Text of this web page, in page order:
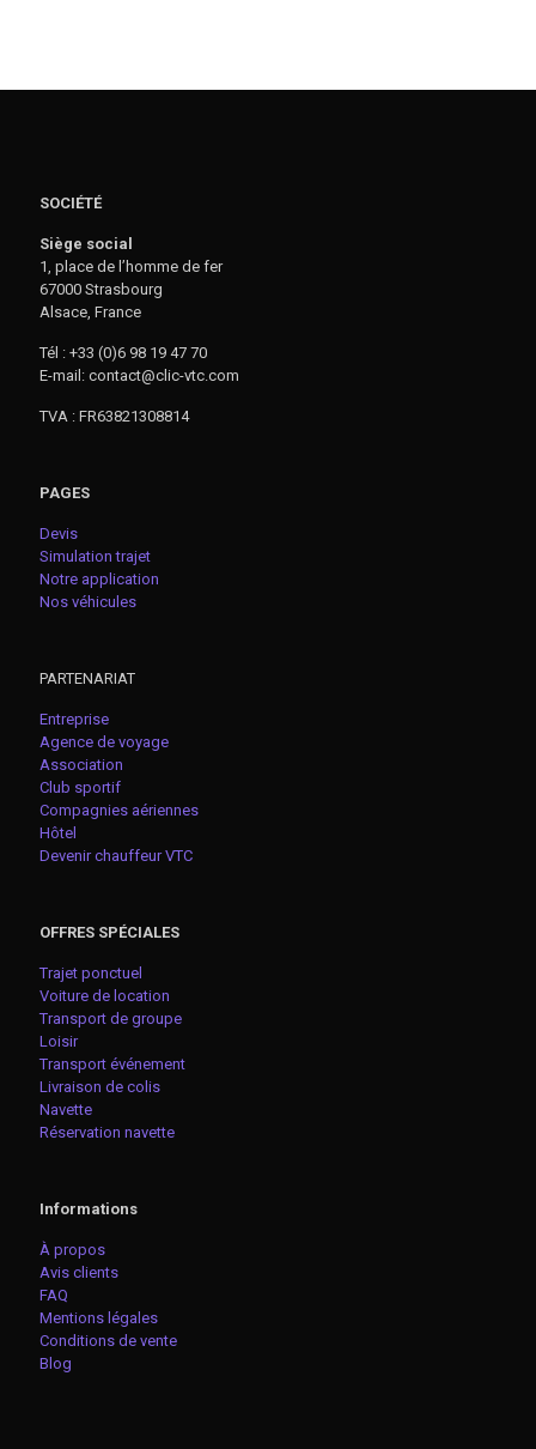
SOCIÉTÉ
Siège social
1, place de l’homme de fer
67000 Strasbourg
Alsace, France
Tél : +33 (0)6 98 19 47 70
E-mail: contact@clic-vtc.com
TVA : FR63821308814
PAGES
Devis
Simulation trajet
Notre application
Nos véhicules
PARTENARIAT
Entreprise
Agence de voyage
Association
Club sportif
Compagnies aériennes
Hôtel
Devenir chauffeur VTC
OFFRES SPÉCIALES
Trajet ponctuel
Voiture de location
Transport de groupe
Loisir
Transport événement
Livraison de colis
Navette
Réservation navette
Informations
À propos
Avis clients
FAQ
Mentions légales
Conditions de vente
Blog